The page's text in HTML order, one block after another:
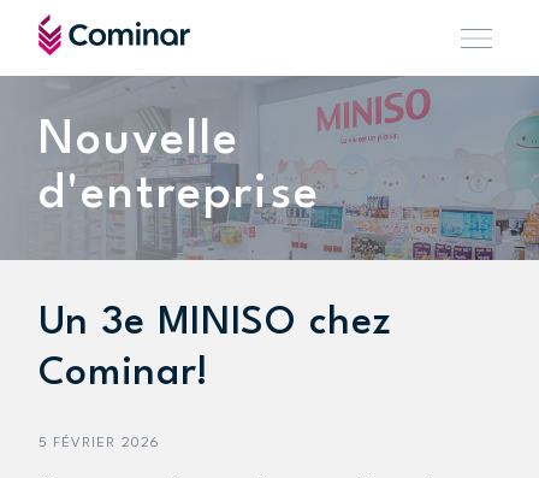
Nouvelle
d'entreprise
Un 3e MINISO chez
Cominar!
5 FÉVRIER 2026